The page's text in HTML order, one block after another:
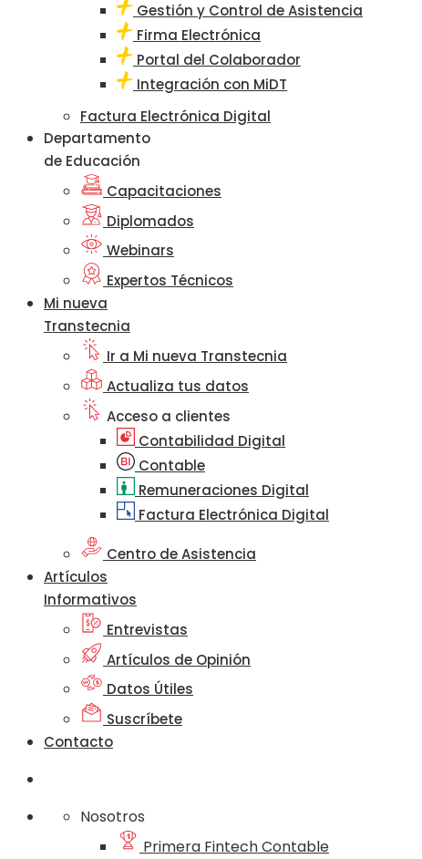
Gestión y Control de Asistencia
Firma Electrónica
Portal del Colaborador
Integración con MiDT
Factura Electrónica Digital
Departamento
de Educación
Capacitaciones
Diplomados
Webinars
Expertos Técnicos
Mi nueva
Transtecnia
Ir a Mi nueva Transtecnia
Actualiza tus datos
Acceso a clientes
Contabilidad Digital
Contable
Remuneraciones Digital
Factura Electrónica Digital
Centro de Asistencia
Artículos
Informativos
Entrevistas
Artículos de Opinión
Datos Útiles
Suscríbete
Contacto
Nosotros
Primera Fintech Contable